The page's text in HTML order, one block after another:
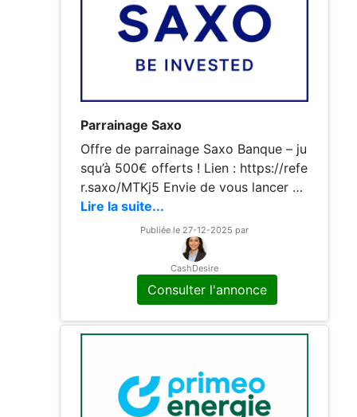
Parrainage Saxo
Offre de parrainage Saxo Banque – ju
squ’à 500€ offerts ! Lien : https://refe
r.saxo/MTKj5 Envie de vous lancer da
ns le trading ou d’optimiser votre pat
rimoine ? Saxo Banque propose une
offre de parrainage
Lire la suite...
Publiée le 27-12-2025 par
CashDesire
Consulter l'annonce